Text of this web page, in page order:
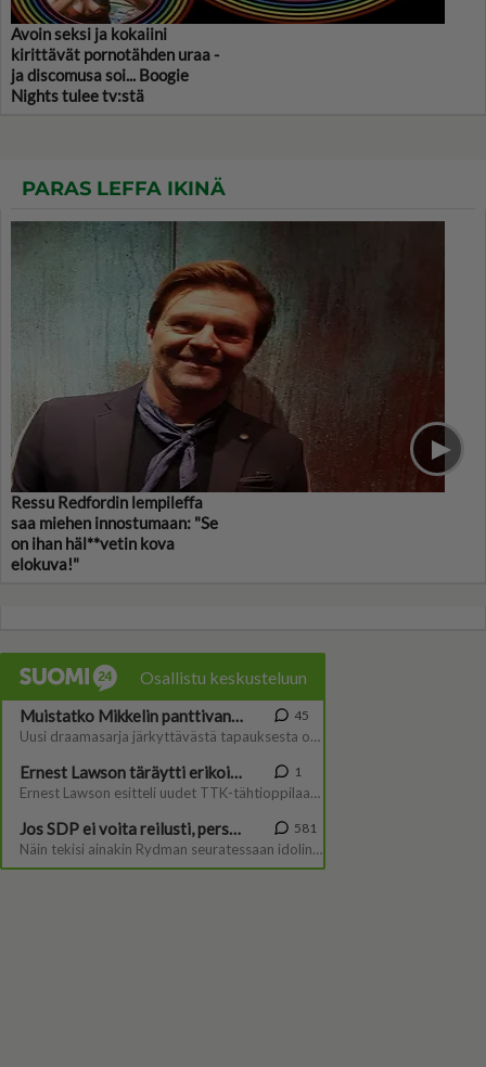
Avoin seksi ja kokaiini
kirittävät pornotähden uraa -
ja discomusa soi... Boogie
Nights tulee tv:stä
PARAS LEFFA IKINÄ
Ressu Redfordin lempileffa
saa miehen innostumaan: "Se
on ihan häl**vetin kova
elokuva!"